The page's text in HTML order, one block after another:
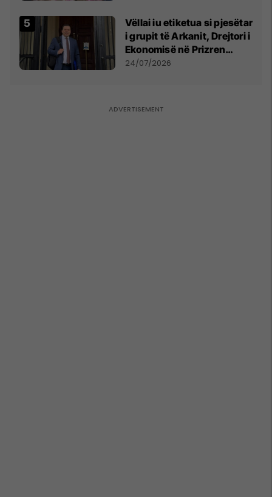
Vëllai iu etiketua si pjesëtar
i grupit të Arkanit, Drejtori i
Ekonomisë në Prizren
mohon pretendimet
24/07/2026